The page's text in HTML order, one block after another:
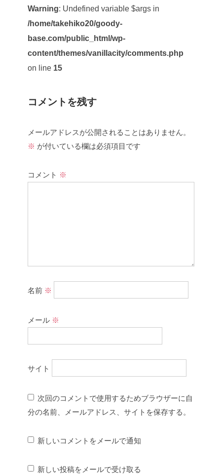
Warning: Undefined variable $args in
/home/takehiko20/goody-
base.com/public_html/wp-
content/themes/vanillacity/comments.php
on line 15
コメントを残す
メールアドレスが公開されることはありません。
※ が付いている欄は必須項目です
コメント ※
名前 ※
メール ※
サイト
次回のコメントで使用するためブラウザーに自
分の名前、メールアドレス、サイトを保存する。
新しいコメントをメールで通知
新しい投稿をメールで受け取る